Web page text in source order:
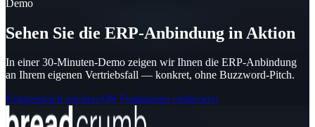
Demo
Sehen Sie die ERP-Anbindung in Aktion
In einer 30-Minuten-Demo zeigen wir Ihnen die ERP-Anbindung
an Ihrem eigenen Vertriebsfall — konkret, ohne Buzzword-Pitch.
Erstgespräch buchenAlle Funktionen entdecken